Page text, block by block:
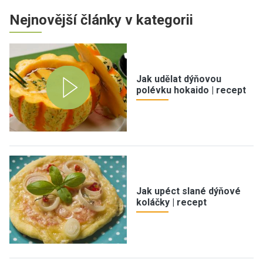
Nejnovější články v kategorii
Jak udělat dýňovou
polévku hokaido | recept
Jak upéct slané dýňové
koláčky | recept